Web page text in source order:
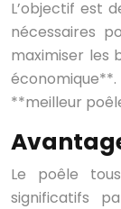
L’objectif est
nécessaires
maximiser les
**meilleur
Le poêle
significatifs